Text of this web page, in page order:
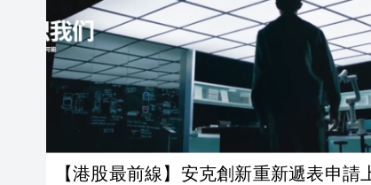
【港股最前線】安克創新重新遞表申請